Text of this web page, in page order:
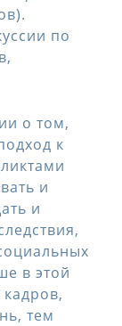
по
о том,
к
и
и
в этой
тем